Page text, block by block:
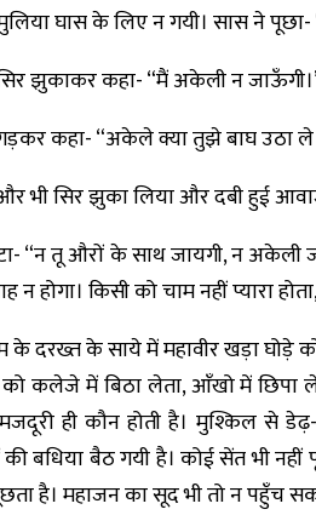
घास के लिए न गयी। सास ने पूछा-
झुकाकर कहा- “मैं अकेली न
कहा- “अकेले क्या तुझे बाघ उठा ले
भी सिर झुका लिया और दबी हुई
“न तू औरों के साथ जायगी, न अकेली
न होगा। किसी को चाम नहीं प्यारा
के दरख्त के साये में महावीर खड़ा
को कलेजे में बिठा लेता, आँखो में छिपा
ही कौन होती है। मुश्किल से
बधिया बैठ गयी है। कोई सेंत भी
है। महाजन का सूद भी तो न पहुँच